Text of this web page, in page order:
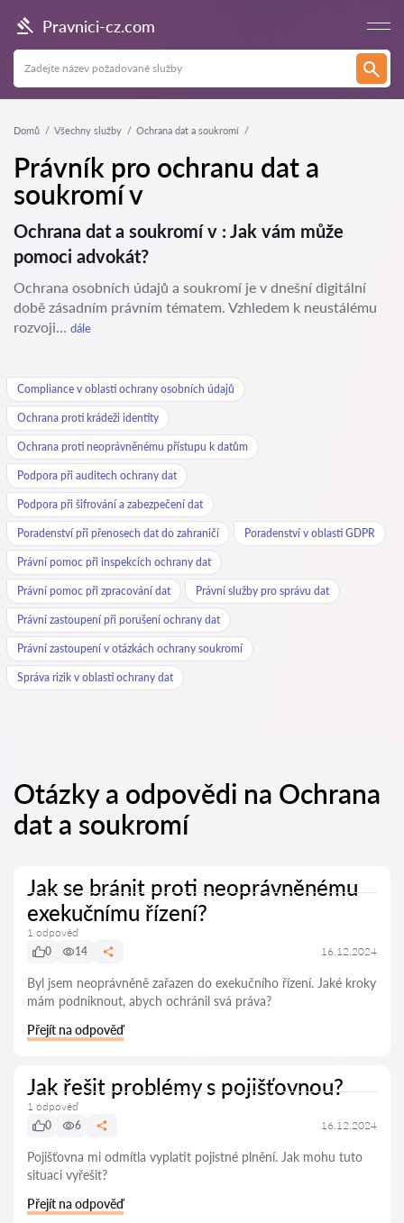
Pravnici-cz.com
Domů Všechny služby Ochrana dat a soukromí
Právník pro ochranu dat a
soukromí v
Ochrana dat a soukromí v : Jak vám může
pomoci advokát?
Ochrana osobních údajů a soukromí je v dnešní digitální
době zásadním právním tématem. Vzhledem k neustálému
rozvoji... dále
Compliance v oblasti ochrany osobních údajů
Ochrana proti krádeži identity
Ochrana proti neoprávněnému přístupu k datům
Podpora při auditech ochrany dat
Podpora při šifrování a zabezpečení dat
Poradenství při přenosech dat do zahraničí Poradenství v oblasti GDPR
Právní pomoc při inspekcích ochrany dat
Právní pomoc při zpracování dat Právní služby pro správu dat
Právní zastoupení při porušení ochrany dat
Právní zastoupení v otázkách ochrany soukromí
Správa rizik v oblasti ochrany dat
Otázky a odpovědi na Ochrana
dat a soukromí
Jak se bránit proti neoprávněnému
exekučnímu řízení?
1 odpověď
0
14 16.12.2024
Byl jsem neoprávněně zařazen do exekučního řízení. Jaké kroky
mám podniknout, abych ochránil svá práva?
Přejít na odpověď
Jak řešit problémy s pojišťovnou?
1 odpověď
0
6 16.12.2024
Pojišťovna mi odmítla vyplatit pojistné plnění. Jak mohu tuto
situaci vyřešit?
Přejít na odpověď